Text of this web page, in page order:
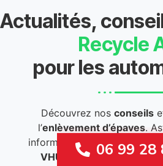
Actualités,
Recycle
pour les
Découvrez nosconseils
l’enlèvement d’épaves.
informations légales et
VHU
pour rester informé
06 99 28